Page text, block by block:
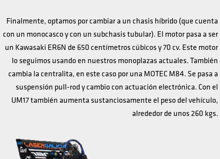
Finalmente, optamos por cambiar a un chasis híbrido (que cuenta
con un monocasco y con un subchasis tubular). El motor pasa a ser
un Kawasaki ER6N de 650 centímetros cúbicos y 70 cv. Este motor
lo seguimos usando en nuestros monoplazas actuales. También
cambia la centralita, en este caso por una MOTEC M84. Se pasa a
suspensión pull-rod y cambio con actuación electrónica. Con el
UM17 también aumenta sustanciosamente el peso del vehículo,
alrededor de unos 260 kgs.